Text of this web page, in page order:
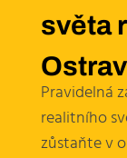
světa
Pravidelná
realitního
zůstaňte v